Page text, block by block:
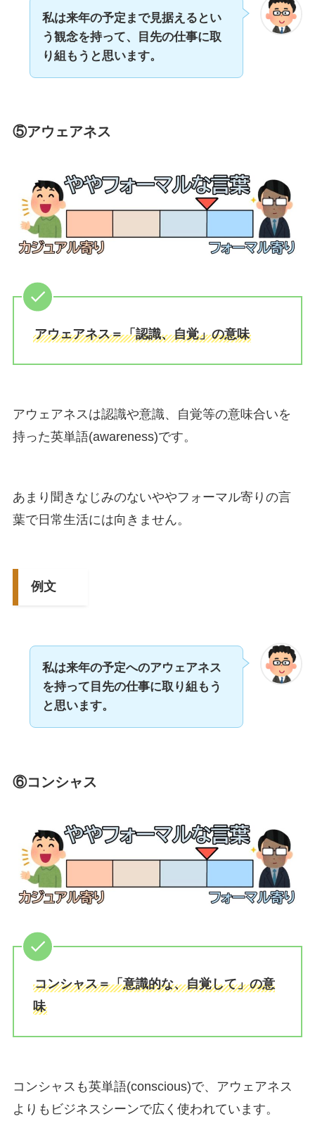
私は来年の予定まで見据えるとい
う観念を持って、目先の仕事に取
り組もうと思います。
⑤アウェアネス
アウェアネス＝「認識、自覚」の意味
アウェアネスは認識や意識、自覚等の意味合いを
持った英単語(awareness)です。
あまり聞きなじみのないややフォーマル寄りの言
葉で日常生活には向きません。
例文
私は来年の予定へのアウェアネス
を持って目先の仕事に取り組もう
と思います。
⑥コンシャス
コンシャス＝「意識的な、自覚して」の意
味
コンシャスも英単語(conscious)で、アウェアネス
よりもビジネスシーンで広く使われています。